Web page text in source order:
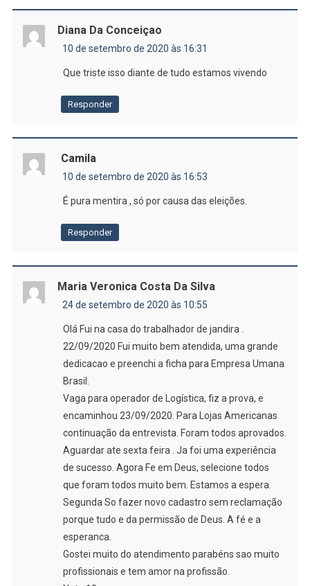
Diana Da Conceiçao
10 de setembro de 2020 às 16:31
Que triste isso diante de tudo estamos vivendo
Responder
Camila
10 de setembro de 2020 às 16:53
É pura mentira , só por causa das eleições.
Responder
Maria Veronica Costa Da Silva
24 de setembro de 2020 às 10:55
Olá Fui na casa do trabalhador de jandira .
22/09/2020 Fui muito bem atendida, uma grande
dedicacao e preenchi a ficha para Empresa Umana
Brasil.
Vaga para operador de Logística, fiz a prova, e
encaminhou 23/09/2020. Para Lojas Americanas
continuação da entrevista. Foram todos aprovados.
Aguardar ate sexta feira . Ja foi uma experiência
de sucesso. Agora Fe em Deus, selecione todos
que foram todos muito bem. Estamos a espera.
Segunda So fazer novo cadastro sem reclamação
porque tudo e da permissão de Deus. A fé e a
esperanca.
Gostei muito do atendimento parabéns sao muito
profissionais e tem amor na profissão.